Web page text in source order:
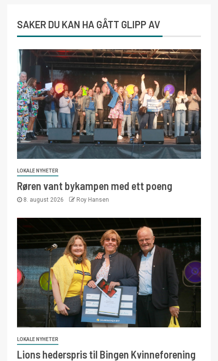
SAKER DU KAN HA GÅTT GLIPP AV
LOKALE NYHETER
Røren vant bykampen med ett poeng
8. august 2026 Roy Hansen
LOKALE NYHETER
Lions hederspris til Bingen Kvinneforening